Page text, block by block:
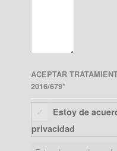
ACEPTAR
2016/679*
Estoy de
privacidad